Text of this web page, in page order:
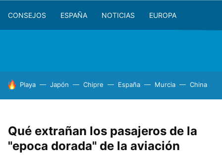
CONSEJOS ESPAÑA NOTICIAS EUROPA
HOY SE HABLA DE
Playa Japón Chipre España Murcia China
Qué extrañan los pasajeros de la
"epoca dorada" de la aviación